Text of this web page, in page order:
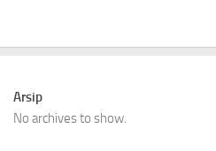
Arsip
No archives to show.